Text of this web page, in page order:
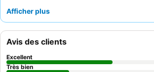
tout le séjour est un avantage clé qui
la réception
pour son attitude accueillante et
lepetit-déjeunerriche et varié reçoit des
permis de bien commencer la journée. Pour
calme, les clients devraient demander une
Afficher plus
Avis des clients
Excellent
Très bien